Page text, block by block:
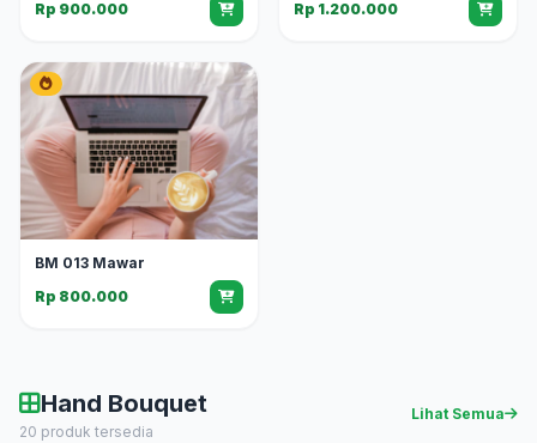
Rp 900.000 Rp 1.200.000
BM 013 Mawar
Rp 800.000
Hand Bouquet
20 produk tersedia
Lihat Semua